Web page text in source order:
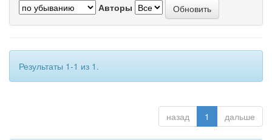
Авторы
Результаты 1-1 из 1.
назад 1 дальше